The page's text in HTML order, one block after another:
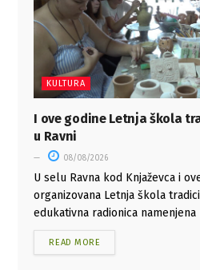
KULTURA
I ove godine Letnja škola
u Ravni
08/08/2026
U selu Ravna kod Knjaževca i
organizovana Letnja škola
edukativna radionica namenjena
READ MORE